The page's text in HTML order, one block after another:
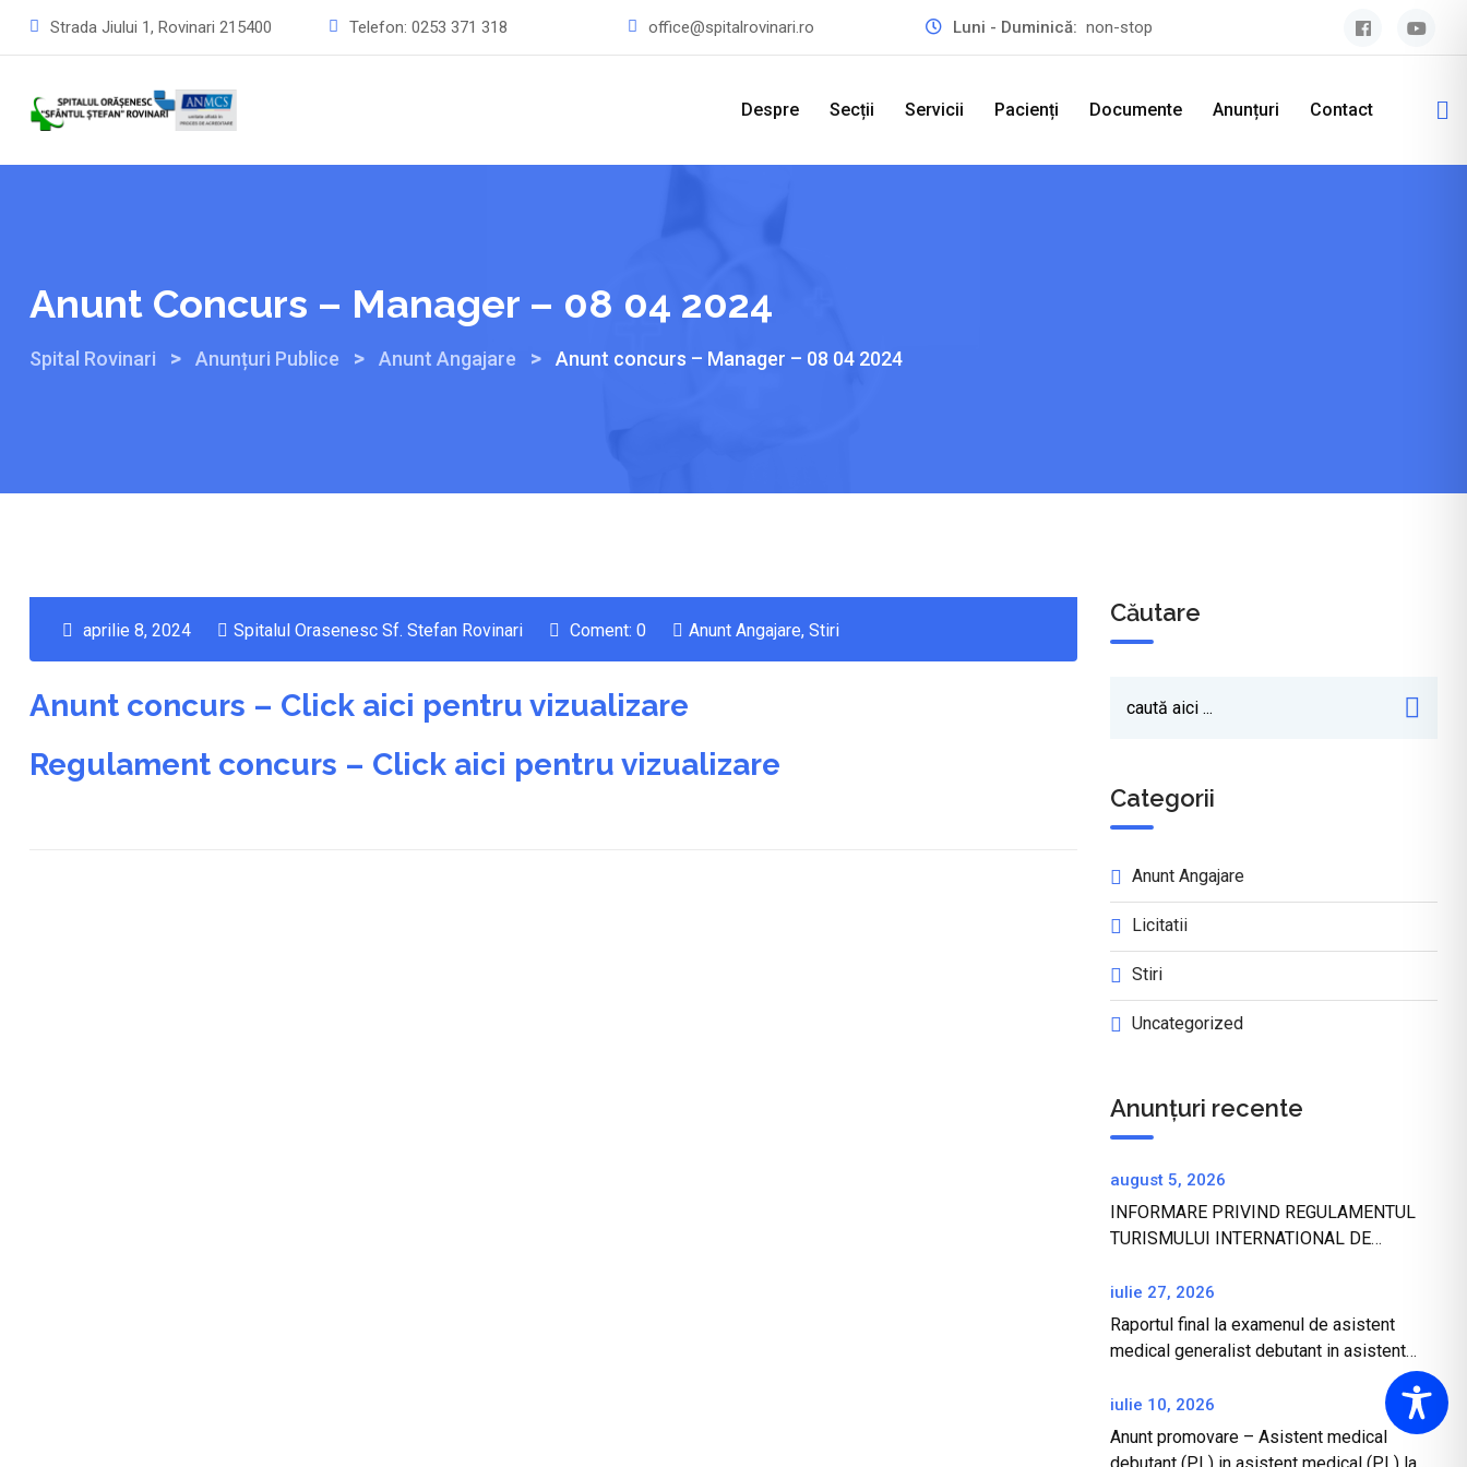
Strada Jiului 1, Rovinari 215400 Telefon: 0253 371 318 office@spitalrovinari.ro Luni - Duminică:non-stop
Despre Secții Servicii Pacienți Documente Anunțuri Contact
Anunt Concurs – Manager – 08 04 2024
Spital Rovinari > Anunțuri Publice > Anunt Angajare > Anunt concurs – Manager – 08 04 2024
aprilie 8, 2024 Spitalul Orasenesc Sf. Stefan Rovinari Coment: 0 Anunt Angajare, Stiri
Anunt concurs – Click aici pentru vizualizare
Regulament concurs – Click aici pentru vizualizare
Căutare
Categorii
Anunt Angajare
Licitatii
Stiri
Uncategorized
Anunțuri recente
august 5, 2026
INFORMARE PRIVIND REGULAMENTUL
TURISMULUI INTERNATIONAL DE
REPUBLICA TURCIA
iulie 27, 2026
Raportul final la examenul de asistent
medical generalist debutant in asistent
iulie 10, 2026
Anunt promovare – Asistent medical